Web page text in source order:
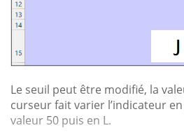
Le seuil peut être modifié, la
curseur fait varier l’indicateur
valeur 50 puis en L.